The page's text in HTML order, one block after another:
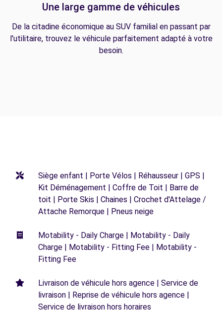
Une large gamme de véhicules
De la citadine économique au SUV familial en passant par
l'utilitaire, trouvez le véhicule parfaitement adapté à votre
besoin.
Siège enfant | Porte Vélos | Réhausseur | GPS |
Kit Déménagement | Coffre de Toit | Barre de
toit | Porte Skis | Chaines | Crochet d'Attelage /
Attache Remorque | Pneus neige
Motability - Daily Charge | Motability - Daily
Charge | Motability - Fitting Fee | Motability -
Fitting Fee
Livraison de véhicule hors agence | Service de
livraison | Reprise de véhicule hors agence |
Service de livraison hors horaires